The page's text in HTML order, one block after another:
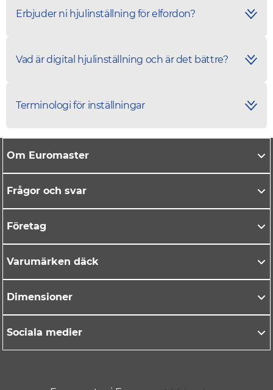
Erbjuder ni hjulinställning för elfordon?
Vad är digital hjulinställning och är det bättre?
Terminologi för inställningar
Om Euromaster
Frågor och svar
Företag
Varumärken däck
Dimensioner
Sociala medier